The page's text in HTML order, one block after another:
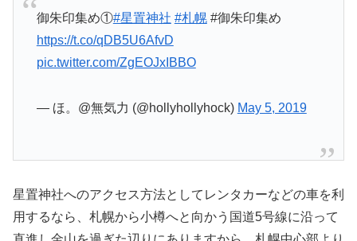
御朱印集め①#星置神社 #札幌#御朱印集め
https://t.co/qDB5U6AfvD
pic.twitter.com/ZgEOJxIBBO
— ほ。@無気力 (@hollyhollyhock) May 5, 2019
星置神社へのアクセス方法としてレンタカーなどの車を利
用するなら、札幌から小樽へと向かう国道5号線に沿って